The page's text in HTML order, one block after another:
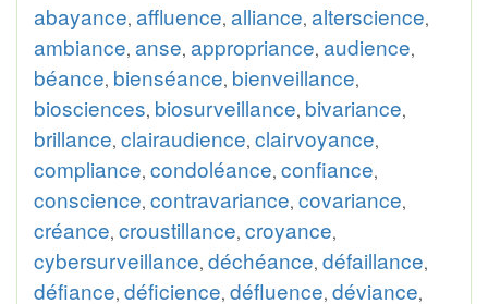
abayance, affluence, alliance, alterscience,
ambiance, anse, appropriance, audience,
béance, bienséance, bienveillance,
biosciences, biosurveillance, bivariance,
brillance, clairaudience, clairvoyance,
compliance, condoléance, confiance,
conscience, contravariance, covariance,
créance, croustillance, croyance,
cybersurveillance, déchéance, défaillance,
défiance, déficience, défluence, déviance,